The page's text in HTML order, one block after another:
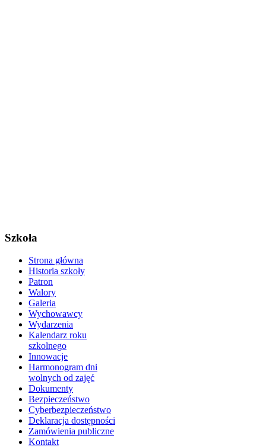
Szkoła
Strona główna
Historia szkoły
Patron
Walory
Galeria
Wychowawcy
Wydarzenia
Kalendarz roku
szkolnego
Innowacje
Harmonogram dni
wolnych od zajęć
Dokumenty
Bezpieczeństwo
Cyberbezpieczeństwo
Deklaracja dostępności
Zamówienia publiczne
Kontakt